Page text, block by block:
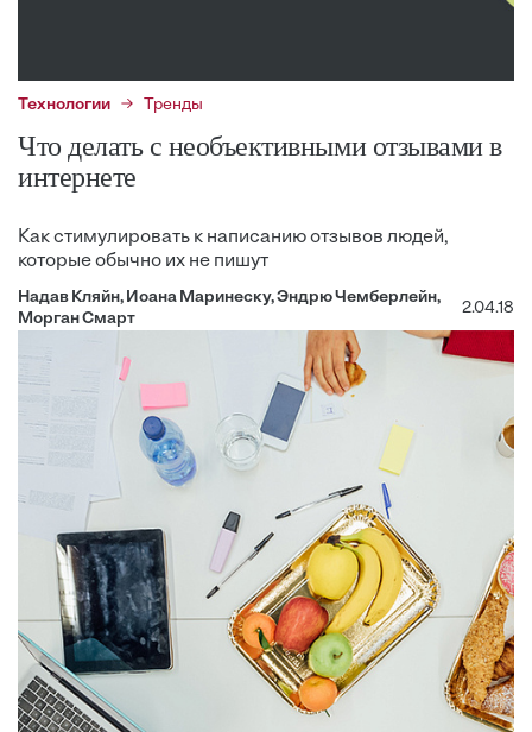
Технологии Тренды
Что делать с необъективными отзывами в
интернете
Как стимулировать к написанию отзывов людей,
которые обычно их не пишут
Надав Кляйн, Иоана Маринеску, Эндрю Чемберлейн,
Морган Смарт
2.04.18